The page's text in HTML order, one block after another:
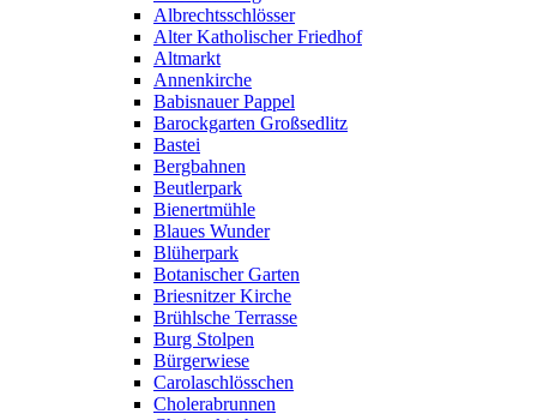
Albrechtsschlösser
Alter Katholischer Friedhof
Altmarkt
Annenkirche
Babisnauer Pappel
Barockgarten Großsedlitz
Bastei
Bergbahnen
Beutlerpark
Bienertmühle
Blaues Wunder
Blüherpark
Botanischer Garten
Briesnitzer Kirche
Brühlsche Terrasse
Burg Stolpen
Bürgerwiese
Carolaschlösschen
Cholerabrunnen